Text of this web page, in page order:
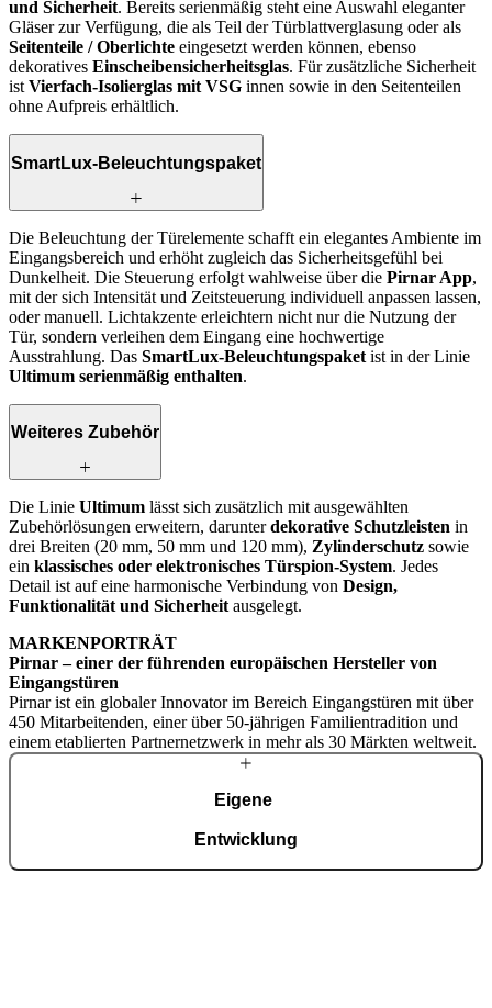
und Sicherheit. Bereits serienmäßig steht eine Auswahl eleganter
Gläser zur Verfügung, die als Teil der Türblattverglasung oder als
Seitenteile / Oberlichte eingesetzt werden können, ebenso
dekoratives Einscheibensicherheitsglas. Für zusätzliche Sicherheit
ist Vierfach-Isolierglas mit VSG innen sowie in den Seitenteilen
ohne Aufpreis erhältlich.
SmartLux-Beleuchtungspaket
Die Beleuchtung der Türelemente schafft ein elegantes Ambiente im
Eingangsbereich und erhöht zugleich das Sicherheitsgefühl bei
Dunkelheit. Die Steuerung erfolgt wahlweise über die Pirnar App,
mit der sich Intensität und Zeitsteuerung individuell anpassen lassen,
oder manuell. Lichtakzente erleichtern nicht nur die Nutzung der
Tür, sondern verleihen dem Eingang eine hochwertige
Ausstrahlung. Das SmartLux-Beleuchtungspaket ist in der Linie
Ultimum serienmäßig enthalten.
Weiteres Zubehör
Die Linie Ultimum lässt sich zusätzlich mit ausgewählten
Zubehörlösungen erweitern, darunterdekorative Schutzleisten in
drei Breiten (20 mm, 50 mm und 120 mm), Zylinderschutz sowie
ein klassisches oder elektronisches Türspion-System. Jedes
Detail ist auf eine harmonische Verbindung von Design,
Funktionalität und Sicherheit ausgelegt.
MARKENPORTRÄT
Pirnar – einer der führenden europäischen Hersteller von
Eingangstüren
Pirnar ist ein globaler Innovator im Bereich Eingangstüren mit über
450 Mitarbeitenden, einer über 50-jährigen Familientradition und
einem etablierten Partnernetzwerk in mehr als 30 Märkten weltweit.
Eigene
Entwicklung